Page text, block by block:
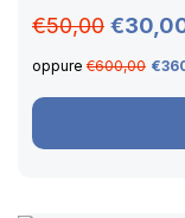
€50,00
oppure €600,00